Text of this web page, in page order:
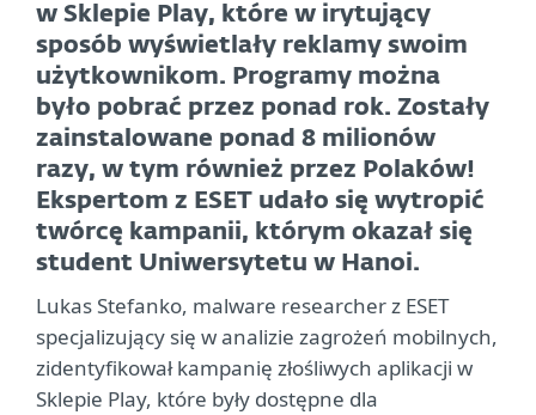
w Sklepie Play, które w irytujący
sposób wyświetlały reklamy swoim
użytkownikom. Programy można
było pobrać przez ponad rok. Zostały
zainstalowane ponad 8 milionów
razy, w tym również przez Polaków!
Ekspertom z ESET udało się wytropić
twórcę kampanii, którym okazał się
student Uniwersytetu w Hanoi.
Lukas Stefanko, malware researcher z ESET
specjalizujący się w analizie zagrożeń mobilnych,
zidentyfikował kampanię złośliwych aplikacji w
Sklepie Play, które były dostępne dla